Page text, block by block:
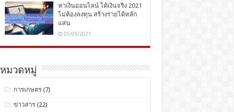
หาเงินออนไลน์ ได้เงินจริง 2021
ไม่ต้องลงทุน สร้างรายได้หลัก
แสน
05/05/2021
หมวดหมู่
การเกษตร (7)
ข่าวสาร (22)